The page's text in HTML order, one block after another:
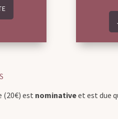
(20€) est nominativeet est due